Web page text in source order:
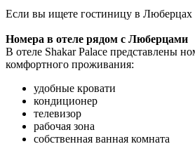
Если вы ищете гостиницу в Люберцах
Номера в отеле рядом с Люберцами
В отеле Shakar Palace представлены
комфортного проживания:
удобные кровати
кондиционер
телевизор
рабочая зона
собственная ванная комната